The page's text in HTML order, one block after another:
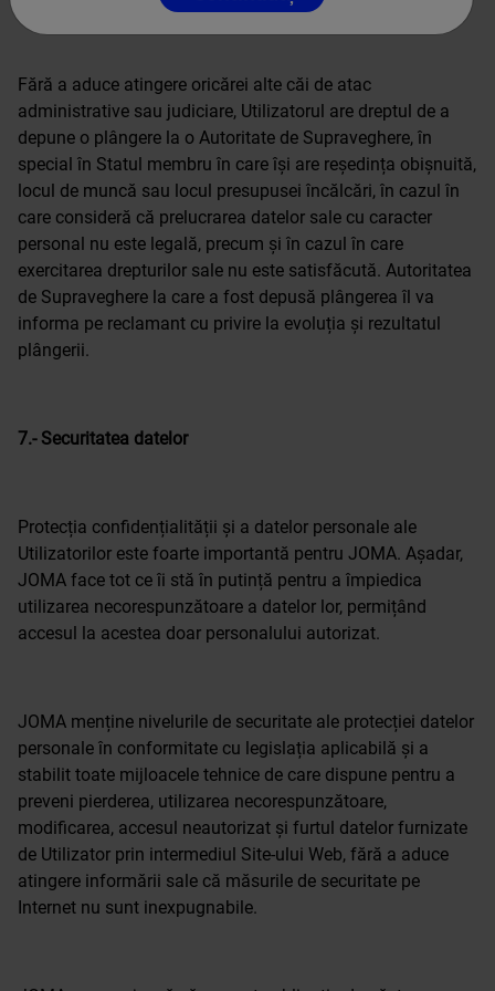
Fără a aduce atingere oricărei alte căi de atac
administrative sau judiciare, Utilizatorul are dreptul de a
depune o plângere la o Autoritate de Supraveghere, în
special în Statul membru în care își are reședința obișnuită,
locul de muncă sau locul presupusei încălcări, în cazul în
care consideră că prelucrarea datelor sale cu caracter
personal nu este legală, precum și în cazul în care
exercitarea drepturilor sale nu este satisfăcută. Autoritatea
de Supraveghere la care a fost depusă plângerea îl va
informa pe reclamant cu privire la evoluția și rezultatul
plângerii.
7.- Securitatea datelor
Protecția confidențialității și a datelor personale ale
Utilizatorilor este foarte importantă pentru JOMA. Așadar,
JOMA face tot ce îi stă în putință pentru a împiedica
utilizarea necorespunzătoare a datelor lor, permițând
accesul la acestea doar personalului autorizat.
JOMA menține nivelurile de securitate ale protecției datelor
personale în conformitate cu legislația aplicabilă și a
stabilit toate mijloacele tehnice de care dispune pentru a
preveni pierderea, utilizarea necorespunzătoare,
modificarea, accesul neautorizat și furtul datelor furnizate
de Utilizator prin intermediul Site-ului Web, fără a aduce
atingere informării sale că măsurile de securitate pe
Internet nu sunt inexpugnabile.